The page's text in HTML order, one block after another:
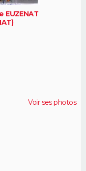
EUZENAT
Voir ses photos